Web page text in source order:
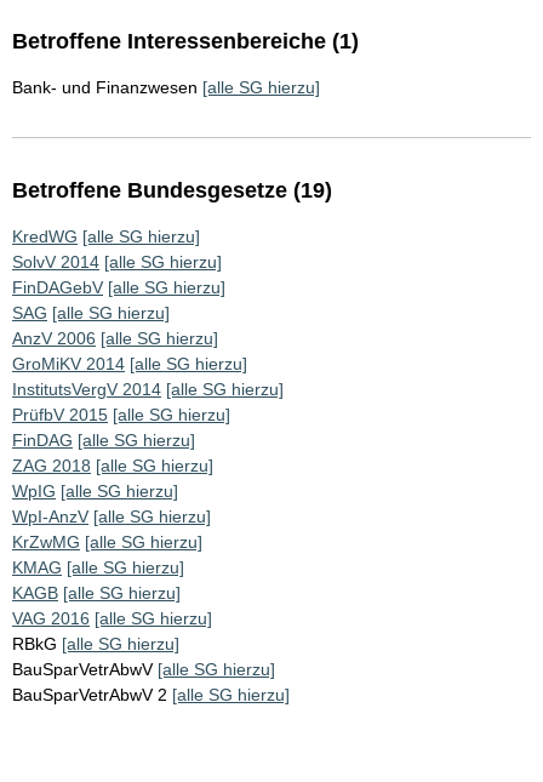
Betroffene Interessenbereiche (1)
Bank- und Finanzwesen [alle SG hierzu]
Betroffene Bundesgesetze (19)
KredWG [alle SG hierzu]
SolvV 2014 [alle SG hierzu]
FinDAGebV [alle SG hierzu]
SAG [alle SG hierzu]
AnzV 2006 [alle SG hierzu]
GroMiKV 2014 [alle SG hierzu]
InstitutsVergV 2014 [alle SG hierzu]
PrüfbV 2015 [alle SG hierzu]
FinDAG [alle SG hierzu]
ZAG 2018 [alle SG hierzu]
WpIG [alle SG hierzu]
WpI-AnzV [alle SG hierzu]
KrZwMG [alle SG hierzu]
KMAG [alle SG hierzu]
KAGB [alle SG hierzu]
VAG 2016 [alle SG hierzu]
RBkG [alle SG hierzu]
BauSparVetrAbwV [alle SG hierzu]
BauSparVetrAbwV 2 [alle SG hierzu]